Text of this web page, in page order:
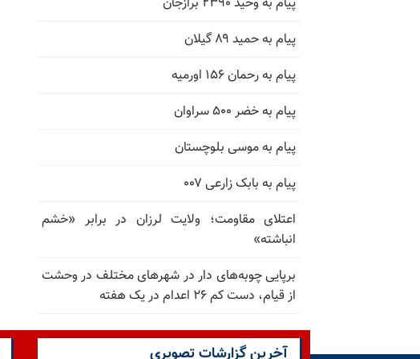
پیام به حمید ۸۹ گیلان
پیام به رحمان ۱۵۶ اورمیه
پیام به خضر ۵۰۰ سراوان
پیام به موسی بلوچستان
پیام به بابک زارعی ۰۰۷
اعتلای مقاومت؛ ولایت لرزان در برابر «خشم
انباشته»
برپایی چوبه‌های دار در شهرهای مختلف در وحشت
از قیام، دست کم ۲۶ اعدام در یک هفته
آخرین گزارشات تصویری